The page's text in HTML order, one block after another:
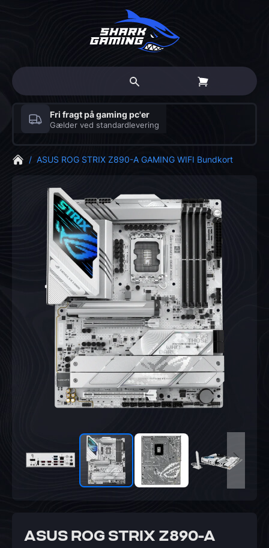
Fri fragt på gaming pc'er
Gælder ved standardlevering
/ ASUS ROG STRIX Z890-A GAMING WIFI Bundkort
ASUS ROG STRIX Z890-A